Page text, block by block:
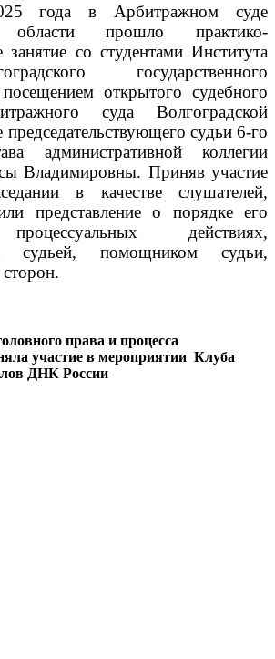
года в Арбитражном суде
области прошло практико-
занятие со студентами Института
государственного
открытого судебного
суда Волгоградской
председательствующего судьи 6-го
административной коллегии
Владимировны. Приняв участие
в качестве слушателей,
представление о порядке его
действиях,
судьей, помощником судьи,
права и процесса
участие в мероприятии Клуба
ДНК России